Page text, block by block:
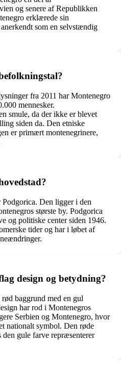
og senere af Republikken
erklærede sin
som en selvstændig
fra 2011 har Montenegro
mennesker.
smule, da der ikke er blevet
siden da. Den etniske
er primært montenegrinere,
Den ligger i den
største by. Podgorica
og politiske center siden 1946.
tider og har i løbet af
design og betydning?
baggrund med en gul
har rod i Montenegros
Serbien og Montenegro, hvor
nationalt symbol. Den røde
gule farve repræsenterer